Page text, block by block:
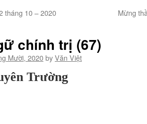
tháng 10 – 2020 Mừng
chính trị (67)
Mười, 2020byVăn Việt
Trường